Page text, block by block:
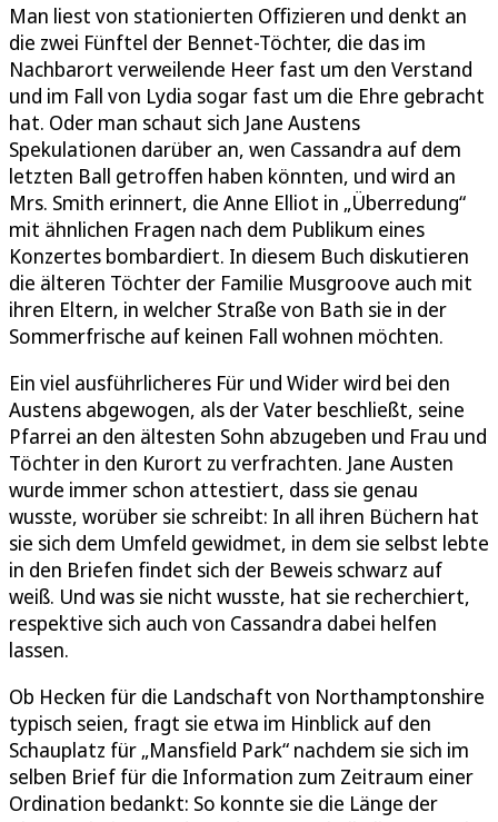
Man liest von stationierten Offizieren und denkt an
die zwei Fünftel der Bennet-Töchter, die das im
Nachbarort verweilende Heer fast um den Verstand
und im Fall von Lydia sogar fast um die Ehre gebracht
hat. Oder man schaut sich Jane Austens
Spekulationen darüber an, wen Cassandra auf dem
letzten Ball getroffen haben könnten, und wird an
Mrs. Smith erinnert, die Anne Elliot in „Überredung“
mit ähnlichen Fragen nach dem Publikum eines
Konzertes bombardiert. In diesem Buch diskutieren
die älteren Töchter der Familie Musgroove auch mit
ihren Eltern, in welcher Straße von Bath sie in der
Sommerfrische auf keinen Fall wohnen möchten.
Ein viel ausführlicheres Für und Wider wird bei den
Austens abgewogen, als der Vater beschließt, seine
Pfarrei an den ältesten Sohn abzugeben und Frau und
Töchter in den Kurort zu verfrachten. Jane Austen
wurde immer schon attestiert, dass sie genau
wusste, worüber sie schreibt: In all ihren Büchern hat
sie sich dem Umfeld gewidmet, in dem sie selbst lebte
in den Briefen findet sich der Beweis schwarz auf
weiß. Und was sie nicht wusste, hat sie recherchiert,
respektive sich auch von Cassandra dabei helfen
lassen.
Ob Hecken für die Landschaft von Northamptonshire
typisch seien, fragt sie etwa im Hinblick auf den
Schauplatz für „Mansfield Park“ nachdem sie sich im
selben Brief für die Information zum Zeitraum einer
Ordination bedankt: So konnte sie die Länge der